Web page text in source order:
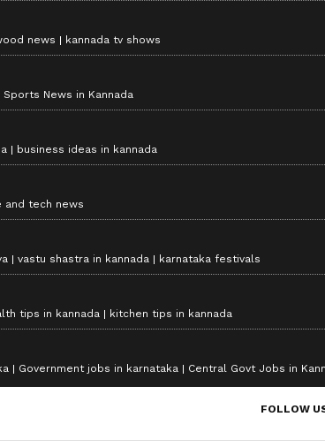
news kannada tv shows
Sports News in Kannada
business ideas in kannada
and tech news
vastu shastra in kannada karnataka festivals
tips in kannada kitchen tips in kannada
Government jobs in karnataka Central Govt Jobs in
FOLLOW